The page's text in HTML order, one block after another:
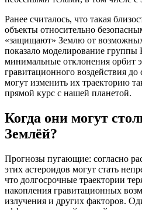
Ранее считалось, что такая
объекты относительно
«защищают» Землю от
показало моделирование
минимальные отклонения орбит
гравитационного воздействия
могут изменить их траекторию
прямой курс с нашей планетой.
Когда они могут
Землёй?
Прогнозы пугающие: согласно
этих астероидов могут стать
что долгосрочные траектории
накопления гравитационных
излучения и других факторов.